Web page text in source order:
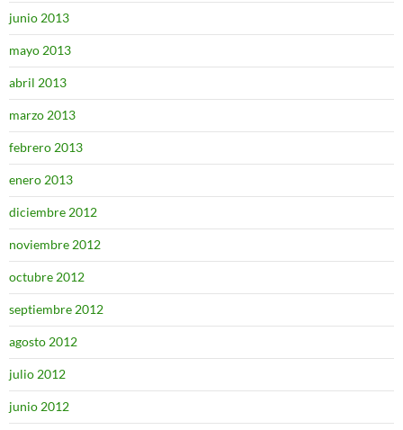
junio 2013
mayo 2013
abril 2013
marzo 2013
febrero 2013
enero 2013
diciembre 2012
noviembre 2012
octubre 2012
septiembre 2012
agosto 2012
julio 2012
junio 2012